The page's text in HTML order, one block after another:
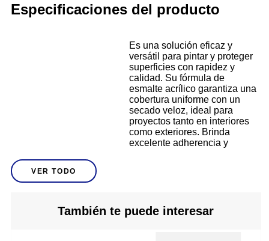
Especificaciones del producto
Descripción
Es una solución eficaz y
versátil para pintar y proteger
superficies con rapidez y
calidad. Su fórmula de
esmalte acrílico garantiza una
cobertura uniforme con un
secado veloz, ideal para
proyectos tanto en interiores
como exteriores. Brinda
excelente adherencia y
en aerosol facilita un uso
limpio y controlado, logrando
VER TODO
También te puede interesar